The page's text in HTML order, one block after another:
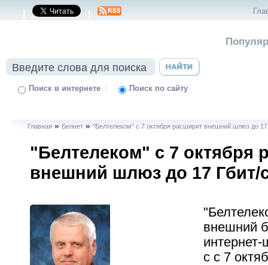
| |
Поиск в интернете | Поиск по сайту
Главная » Белнет »"Белтелеком" с 7 октября расширит внешний шлюз до 17
"Белтелеком" с 7 октября
внешний шлюз до 17 Гбит/
внешний
с с 7